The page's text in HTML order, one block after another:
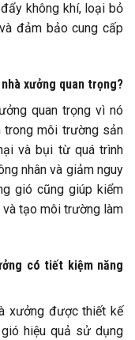
không khí, loại bỏ
đảm bảo cung cấp
xưởng quan trọng?
quan trọng vì nó
trong môi trường sản
và bụi từ quá trình
nhân và giảm nguy
gió cũng giúp kiểm
tạo môi trường làm
có tiết kiệm năng
xưởng được thiết kế
hiệu quả sử dụng